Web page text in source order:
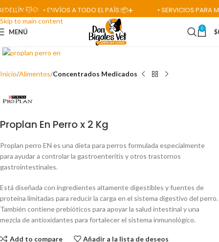
Skip to navigation
Skip to main content
🐱🐶 • ENVÍOS A TODO EL PAÍS 📦✈️ • SERVICIOS PARA
MENÚ 0 $
Inicio Alimentos Concentrados Medicados
Proplan En Perro x 2 Kg
Proplan perro EN es una dieta para perros formulada especialmente
para ayudar a controlar la gastroenteritis y otros trastornos
gastrointestinales.
Está diseñada con ingredientes altamente digestibles y fuentes de
proteína limitadas para reducir la carga en el sistema digestivo del perro.
También contiene prebióticos para apoyar la salud intestinal y una
mezcla de antioxidantes para fortalecer el sistema inmunológico.
Add to compare Añadir a la lista de deseos